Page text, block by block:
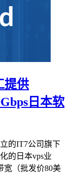
提供
日本软
的IT7公司旗下
的日本vps业
宽（批发价80美